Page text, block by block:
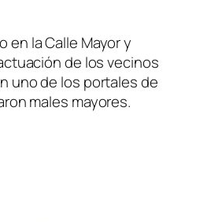
en la Calle Mayor y
de los vecinos
uno de los portales de
males mayores.